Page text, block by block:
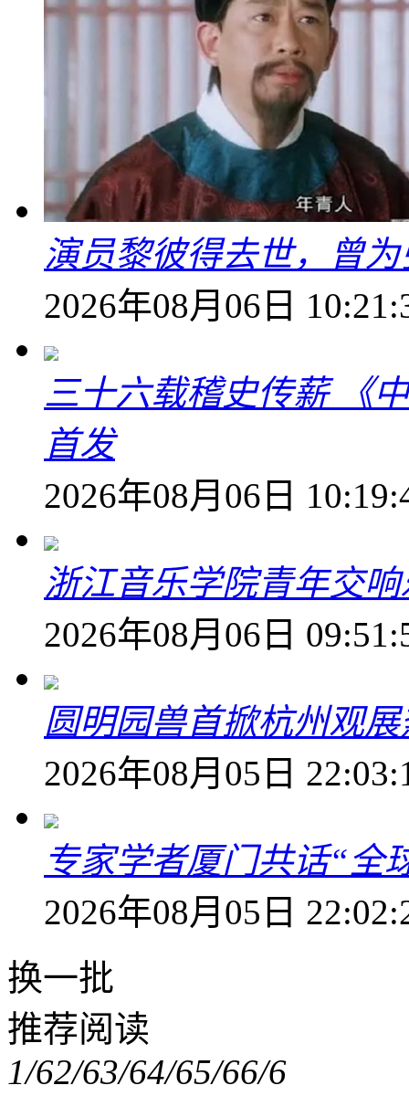
演员黎彼得去世，曾
2026年08月06日
三十六载稽史传薪 《
首发
2026年08月06日
浙江音乐学院青年交
2026年08月06日
圆明园兽首掀杭州观
2026年08月05日
专家学者厦门共话“全
2026年08月05日
换一批
推荐阅读
1/62/63/64/65/66/6